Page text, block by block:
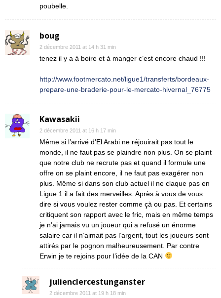
poubelle.
boug
2 décembre 2011 at 14 h 31 min
tenez il y a à boire et à manger c’est encore chaud !!!
http://www.footmercato.net/ligue1/transferts/bordeaux-
prepare-une-braderie-pour-le-mercato-hivernal_76775
Kawasakii
2 décembre 2011 at 16 h 17 min
Même si l’arrivé d’El Arabi ne réjouirait pas tout le
monde, il ne faut pas se plaindre non plus. On se plaint
que notre club ne recrute pas et quand il formule une
offre on se plaint encore, il ne faut pas exagérer non
plus. Même si dans son club actuel il ne claque pas en
Ligue 1 il a fait des merveilles. Après à vous de vous
dire si vous voulez rester comme çà ou pas. Et certains
critiquent son rapport avec le fric, mais en même temps
je n’ai jamais vu un joueur qui a refusé un énorme
salaire car il n’aimait pas l’argent, tout les joueurs sont
attirés par le pognon malheureusement. Par contre
Erwin je te rejoins pour l’idée de la CAN
julienclercestunganster
2 décembre 2011 at 19 h 18 min